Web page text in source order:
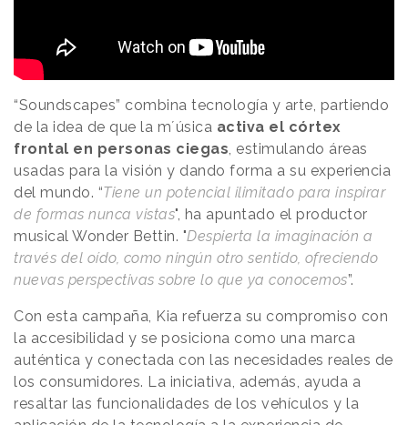
“Soundscapes” combina tecnología y arte, partiendo
de la idea de que la m´úsica activa el córtex
frontal en personas ciegas , estimulando áreas
usadas para la visión y dando forma a su experiencia
del mundo. “Tiene un potencial ilimitado para inspirar
de formas nunca vistas", ha apuntado el productor
musical Wonder Bettin. "Despierta la imaginación a
través del oído, como ningún otro sentido, ofreciendo
nuevas perspectivas sobre lo que ya conocemos”.
Con esta campaña, Kia refuerza su compromiso con
la accesibilidad y se posiciona como una marca
auténtica y conectada con las necesidades reales de
los consumidores. La iniciativa, además, ayuda a
resaltar las funcionalidades de los vehículos y la